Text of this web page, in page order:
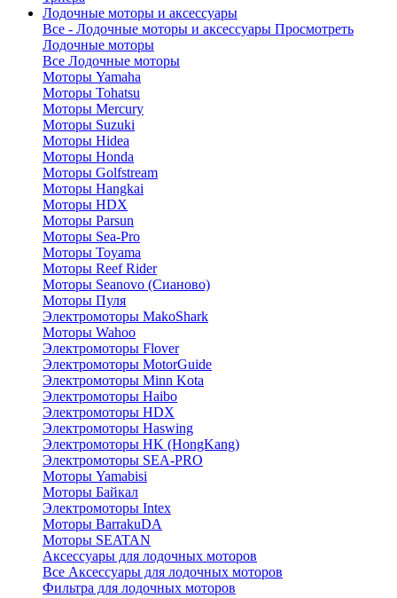
Лодочные моторы и аксессуары
Все - Лодочные моторы и аксессуары Просмотреть
Лодочные моторы
Все Лодочные моторы
Моторы Yamaha
Моторы Tohatsu
Моторы Mercury
Моторы Suzuki
Моторы Hidea
Моторы Honda
Моторы Golfstream
Моторы Hangkai
Моторы HDX
Моторы Parsun
Моторы Sea-Pro
Моторы Toyama
Моторы Reef Rider
Моторы Seanovo (Сианово)
Моторы Пуля
Электромоторы MakoShark
Моторы Wahoo
Электромоторы Flover
Электромоторы MotorGuide
Электромоторы Minn Kota
Электромоторы Haibo
Электромоторы HDX
Электромоторы Haswing
Электромоторы HK (HongKang)
Электромоторы SEA-PRO
Моторы Yamabisi
Моторы Байкал
Электромоторы Intex
Моторы BarrakuDA
Моторы SEATAN
Аксессуары для лодочных моторов
Все Аксессуары для лодочных моторов
Фильтра для лодочных моторов